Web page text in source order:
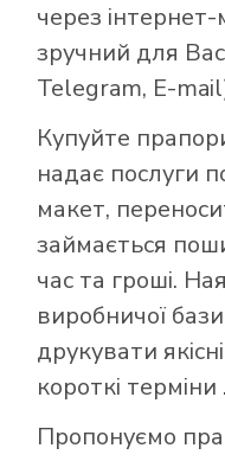
через
зручний для
Telegram, E-
Купуйте
надає послуги
макет,
займається
час та гроші.
виробничої
друкувати
короткі терміни .
Пропонуємо